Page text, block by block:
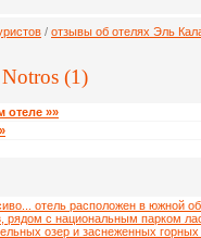
/ отзывы об отелях Эль
(1)
отеле »»
отель расположен в южной
рядом с национальным парком
озер и заснеженных